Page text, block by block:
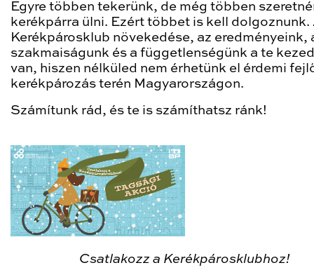
Egyre többen tekerünk, de még többen
kerékpárra ülni. Ezért többet is kell dolgoznunk.
Kerékpárosklub növekedése, az eredményeink,
szakmaiságunk és a függetlenségünk a te
van, hiszen nélküled nem érhetünk el érdemi
kerékpározás terén Magyarországon.
Számítunk rád, és te is számíthatsz ránk!
Csatlakozz a Kerékpárosklubhoz!